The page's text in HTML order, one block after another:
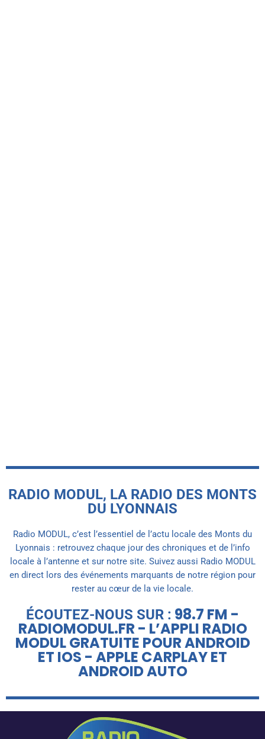
RADIO MODUL, LA RADIO DES MONTS
DU LYONNAIS
Radio MODUL, c’est l’essentiel de l’actu locale des Monts du
Lyonnais : retrouvez chaque jour des chroniques et de l’info
locale à l’antenne et sur notre site. Suivez aussi Radio MODUL
en direct lors des événements marquants de notre région pour
rester au cœur de la vie locale.
ÉCOUTEZ-NOUS SUR : 98.7 FM -
RADIOMODUL.FR - L’APPLI RADIO
MODUL GRATUITE POUR ANDROID
ET IOS - APPLE CARPLAY ET
ANDROID AUTO